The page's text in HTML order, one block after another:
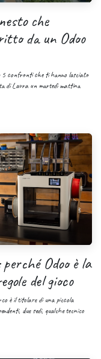
che
da un Odoo
5 confronti che ti hanno lasciato
di Laura un martedì mattina
Odoo è la
del gioco
è il titolare di una piccola
due sedi, qualche tecnico